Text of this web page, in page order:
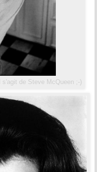
de Steve McQueen ;-)